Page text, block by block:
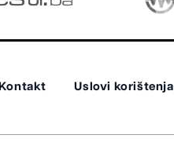
Kontakt Uslovi korištenja